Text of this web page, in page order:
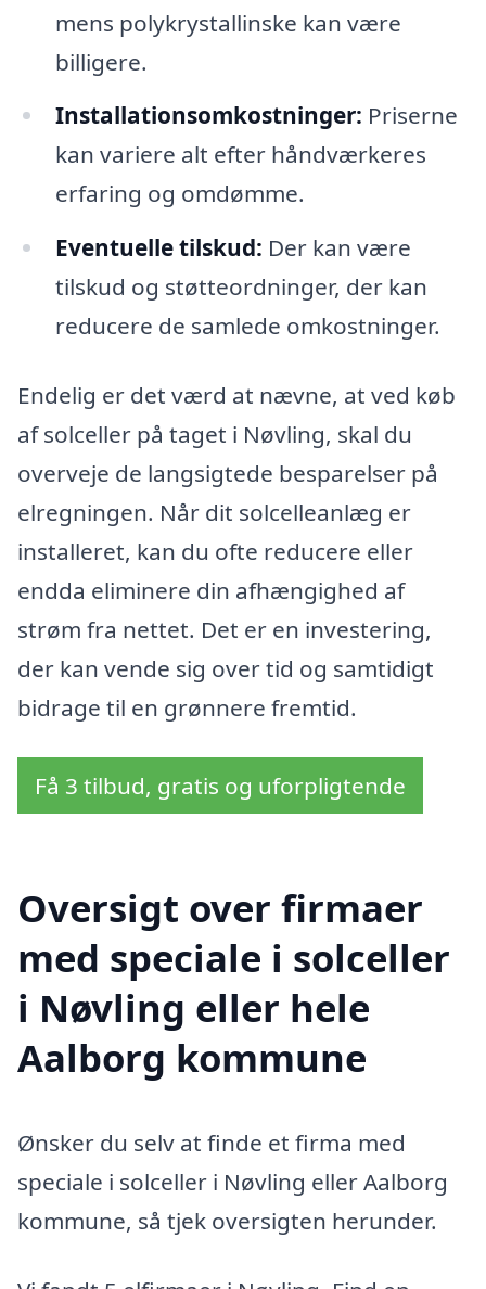
mens polykrystallinske kan være
billigere.
Installationsomkostninger: Priserne
kan variere alt efter håndværkeres
erfaring og omdømme.
Eventuelle tilskud: Der kan være
tilskud og støtteordninger, der kan
reducere de samlede omkostninger.
Endelig er det værd at nævne, at ved køb
af solceller på taget i Nøvling, skal du
overveje de langsigtede besparelser på
elregningen. Når dit solcelleanlæg er
installeret, kan du ofte reducere eller
endda eliminere din afhængighed af
strøm fra nettet. Det er en investering,
der kan vende sig over tid og samtidigt
bidrage til en grønnere fremtid.
Få 3 tilbud, gratis og uforpligtende
Oversigt over firmaer
med speciale i solceller
i Nøvling eller hele
Aalborg kommune
Ønsker du selv at finde et firma med
speciale i solceller i Nøvling eller Aalborg
kommune, så tjek oversigten herunder.